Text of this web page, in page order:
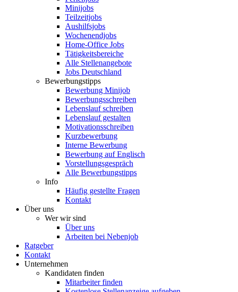
Minijobs
Teilzeitjobs
Aushilfsjobs
Wochenendjobs
Home-Office Jobs
Tätigkeitsbereiche
Alle Stellenangebote
Jobs Deutschland
Bewerbungstipps
Bewerbung Minijob
Bewerbungsschreiben
Lebenslauf schreiben
Lebenslauf gestalten
Motivationsschreiben
Kurzbewerbung
Interne Bewerbung
Bewerbung auf Englisch
Vorstellungsgespräch
Alle Bewerbungstipps
Info
Häufig gestellte Fragen
Kontakt
Über uns
Wer wir sind
Über uns
Arbeiten bei Nebenjob
Ratgeber
Kontakt
Unternehmen
Kandidaten finden
Mitarbeiter finden